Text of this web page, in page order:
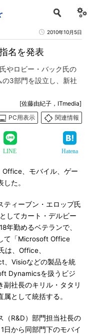
2010年10月5日
名を発表
やロビー・バック氏の
3部門を設立し、新社
[佐藤由紀子，ITmedia]
PC用表示
関連情報
LINE Hatena
、モバイル、ゲー
た。
ィーブン・エロップ氏
してカート・デルビー
年勤めるベテランで、
て「Microsoft Office
は、Office、
、Visioなどの製品を統
Dynamicsを扱うビジ
副社長のキリル・タタリ
として統括する。
R&D）部門担当社長の
日から同部門下のモバイ